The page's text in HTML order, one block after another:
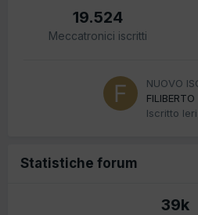
19.524
Meccatronici iscritti
NUOVO
FILIBERTO
Iscritto
Statistiche forum
39k